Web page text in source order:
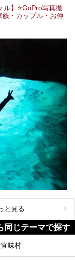
ル】⭐GoPro写真撮
・カップル・お仲
と見る
同じテーマで探す
味村